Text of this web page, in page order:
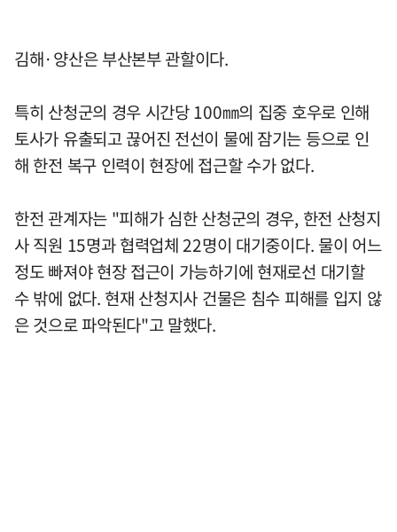
김해·양산은 부산본부 관할이다.
특히 산청군의 경우 시간당 100㎜의 집중 호우로 인해
토사가 유출되고 끊어진 전선이 물에 잠기는 등으로 인
해 한전 복구 인력이 현장에 접근할 수가 없다.
한전 관계자는 "피해가 심한 산청군의 경우, 한전 산청지
사 직원 15명과 협력업체 22명이 대기중이다. 물이 어느
정도 빠져야 현장 접근이 가능하기에 현재로선 대기할
수 밖에 없다. 현재 산청지사 건물은 침수 피해를 입지 않
은 것으로 파악된다"고 말했다.